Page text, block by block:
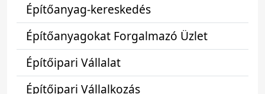
Építőanyag-kereskedés
Építőanyagokat Forgalmazó Üzlet
Építőipari Vállalat
Építőipari Vállalkozás